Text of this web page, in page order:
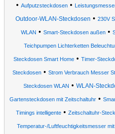
• Aufputzsteckdosen •
Outdoor-WLAN-Steckdosen • 230V
WLAN • Smart-Steckdosen außen •
Teichpumpen Lichterketten
Steckdosen Smart Home• Timer-
Steckdosen• Strom Verbrauch Messer
Steckdosen WLAN • WLAN-
Gartensteckdosen mit Zeitschaltuhr •
Timings intelligente • Zeitschaltuhr-
Temperatur-/Luftfeuchtigkeitsmesser